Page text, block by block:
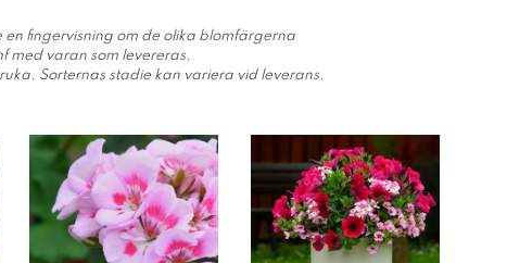
fingervisning om de olika blomfärgerna
med varan som levereras.
Sorternas stadie kan variera vid leverans.